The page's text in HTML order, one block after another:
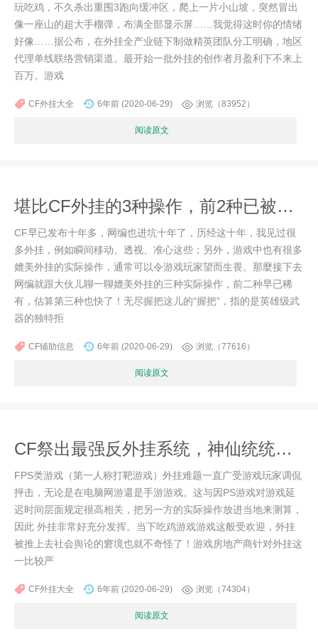
玩吃鸡，不久杀出重围3跑向缓冲区，爬上一片小山坡，突然冒出
像一座山的超大手榴弹，布满全部显示屏……我觉得这时你的情绪
好像……据公布，在外挂全产业链下制做精英团队分工明确，地区
代理单线联络营销渠道。最开始一批外挂的创作者月盈利下不来上
百万。游戏
CF外挂大全 6年前 (2020-06-29) 浏览（83952）
阅读原文
堪比CF外挂的3种操作，前2种已被封杀，第3种估计也快了！
CF早已发布十年多，网编也进坑十年了，历经这十年，我见过很
多外挂，例如瞬间移动、透视、准心这些；另外，游戏中也有很多
媲美外挂的实际操作，通常可以令游戏玩家望而生畏。那麼接下去
网编就跟大伙儿聊一聊媲美外挂的三种实际操作，前二种早已稀
有，估算第三种也快了！无尽握把这儿的“握把”，指的是英雄级武
器的独特拒
CF辅助信息 6年前 (2020-06-29) 浏览（77616）
阅读原文
CF祭出最强反外挂系统，神仙统统不存在！
FPS类游戏（第一人称打靶游戏）外挂难题一直广受游戏玩家调侃
抨击，无论是在电脑网游還是手游游戏。这与因PS游戏对游戏延
迟时间层面规定很高相关，把另一方的实际操作放进当地来测算，
因此 外挂非常好充分发挥。当下吃鸡游戏游戏这般受欢迎，外挂
被推上去社会舆论的窘境也就不奇怪了！游戏房地产商针对外挂这
一比较严
CF外挂大全 6年前 (2020-06-29) 浏览（74304）
阅读原文